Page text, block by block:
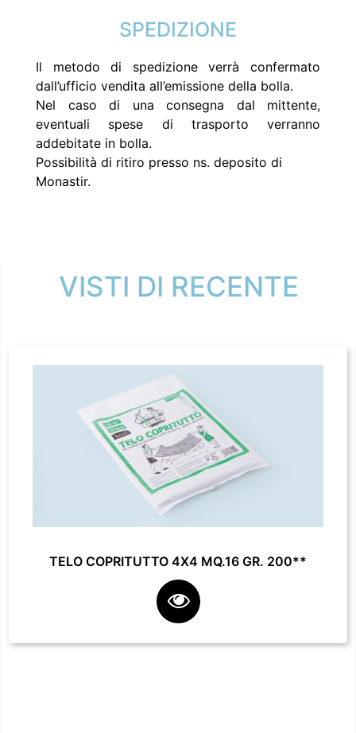
SPEDIZIONE
Il metodo di spedizione verrà confermato
dall’ufficio vendita all’emissione della bolla.
Nel caso di una consegna dal mittente,
eventuali spese di trasporto verranno
addebitate in bolla.
Possibilità di ritiro presso ns. deposito di
Monastir.
VISTI DI RECENTE
TELO COPRITUTTO 4X4 MQ.16 GR. 200**